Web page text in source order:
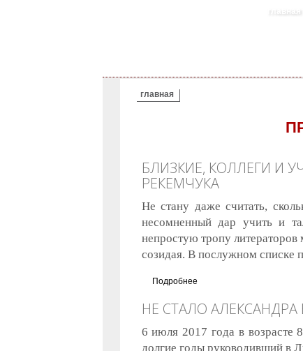
главная
ВЫ ЗДЕСЬ
главная
БЛИЗКИЕ, КОЛЛЕГИ И
РЕКЕМЧУКА
Не стану даже считать,
несомненный дар учить и
непростую тропу
созидая. В послужном списке
Подробнее
НЕ СТАЛО
6 июля 2017 года в возрасте
долгие годы руководивший в